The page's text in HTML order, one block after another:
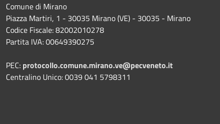
Comune di Mirano
Piazza Martiri, 1 - 30035 Mirano (VE) - 30035 - Mirano
Codice Fiscale: 82002010278
Partita IVA: 00649390275
PEC: protocollo.comune.mirano.ve@pecveneto.it
Centralino Unico: 0039 041 5798311